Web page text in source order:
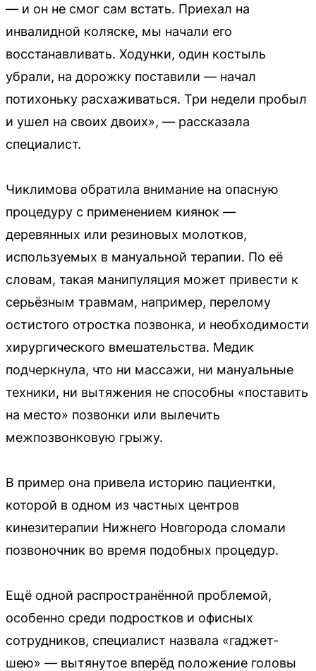
— и он не смог сам встать. Приехал на
инвалидной коляске, мы начали его
восстанавливать. Ходунки, один костыль
убрали, на дорожку поставили — начал
потихоньку расхаживаться. Три недели пробыл
и ушел на своих двоих», — рассказала
специалист.
Чиклимова обратила внимание на опасную
процедуру с применением киянок —
деревянных или резиновых молотков,
используемых в мануальной терапии. По её
словам, такая манипуляция может привести к
серьёзным травмам, например, перелому
остистого отростка позвонка, и необходимости
хирургического вмешательства. Медик
подчеркнула, что ни массажи, ни мануальные
техники, ни вытяжения не способны «поставить
на место» позвонки или вылечить
межпозвонковую грыжу.
В пример она привела историю пациентки,
которой в одном из частных центров
кинезитерапии Нижнего Новгорода сломали
позвоночник во время подобных процедур.
Ещё одной распространённой проблемой,
особенно среди подростков и офисных
сотрудников, специалист назвала «гаджет-
шею» — вытянутое вперёд положение головы